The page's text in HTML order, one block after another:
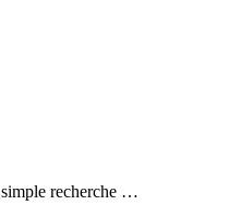
recherche …